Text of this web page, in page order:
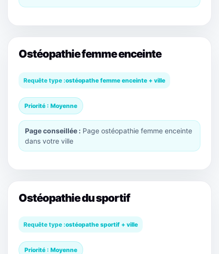
Ostéopathie femme enceinte
Requête type :ostéopathe femme enceinte + ville
Priorité : Moyenne
Page conseillée : Page ostéopathie femme enceinte
dans votre ville
Ostéopathie du sportif
Requête type :ostéopathe sportif + ville
Priorité : Moyenne